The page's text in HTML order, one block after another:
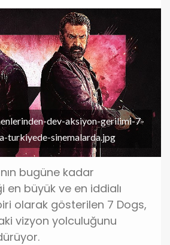
dev-aksiyon-gerilimi-7-
turkiyede-sinemalarda.jpg
bugüne kadar
en büyük ve en iddialı
olarak gösterilen 7 Dogs,
vizyon yolculuğunu